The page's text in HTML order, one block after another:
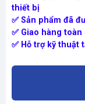
thiết bị
✅ Sản phẩm đã
✅ Giao hàng toàn
✅ Hỗ trợ kỹ thuật